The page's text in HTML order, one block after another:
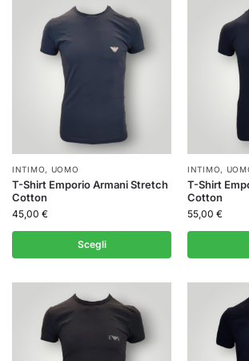
INTIMO, UOMO
T-Shirt Emporio Armani Stretch
Cotton
45,00 €
Scegli
INTIMO,
T-Shirt
Cotton
55,00 €